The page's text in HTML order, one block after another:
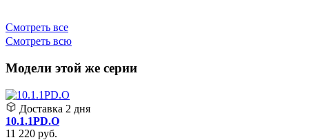
Смотреть все
Смотреть всю
Модели этой же серии
Доставка 2 дня
10.1.1PD.O
11 220 руб.